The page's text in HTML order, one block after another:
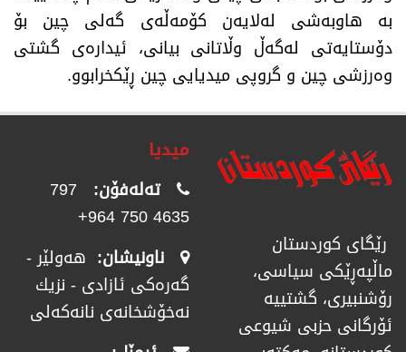
بە هاوبەشی لەلایەن کۆمەڵەی گەلی چین بۆ
دۆستایەتی لەگەڵ وڵاتانی بیانی، ئیدارەی گشتی
وەرزشی چین و گروپی میدیایی چین ڕێکخرابوو.
رێگای كوردستان
ماڵپەڕێكی سیاسی،
رۆشنبیری، گشتییە
ئۆرگانی حزبی شیوعی
میدیا
تەلەفۆن: 797
4635 750 964+
ناونیشان: هەولێر -
گەرەکی ئازادی - نزیك
نەخۆشخانەی نانەکەلی